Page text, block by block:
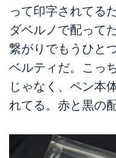
って印字されてる
ダベルノで配って
繋がりでもうひと
ベルティだ。こっ
じゃなく、ペン本
れてる。赤と黒の